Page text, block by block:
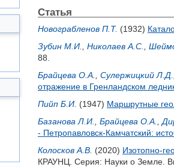
Статья
Новограбленов П.Т. (1932)
Зубин М.И.
Николаев А.С.
88.
Брайцева О.А.
Сулержицкий Л.Д.
отражение в Гренландском
Пийп Б.И. (1947) Маршрутные
Базанова Л.И.
Брайцева О.А.
- Петропавловск-Камчатский:
Колосков А.В. (2020) Изотопно-
КРАУНЦ. Серия: Науки о Земле.